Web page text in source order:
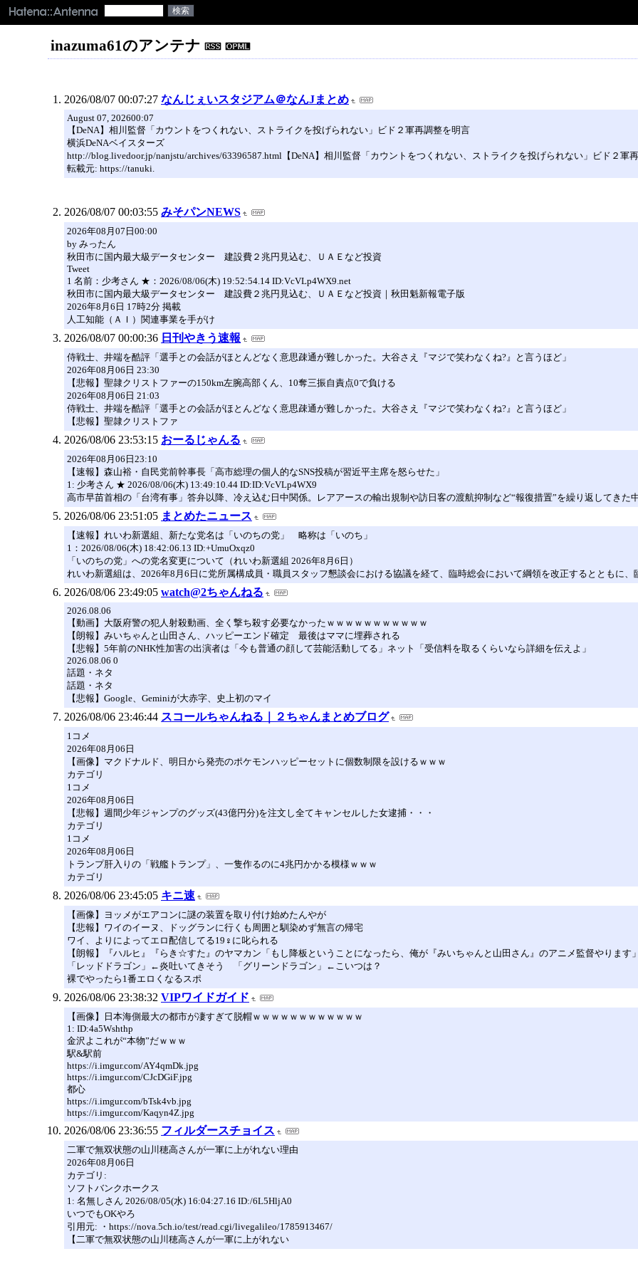
inazuma61のアンテナ
2026/08/07 00:07:27 なんじぇいスタジアム＠なんJまとめ
August 07, 202600:07
【DeNA】相川監督「カウントをつくれない、ストライクを投げられない」ビド２軍再調整を明言
横浜DeNAベイスターズ
http://blog.livedoor.jp/nanjstu/archives/63396587.html【DeNA】相川監督「カウントをつくれない、ストライクを投げられない」ビド２軍
転載元: https://tanuki.
2026/08/07 00:03:55 みそパンNEWS
2026年08月07日00:00
by みったん
秋田市に国内最大級データセンター 建設費２兆円見込む、ＵＡＥなど投資
Tweet
1 名前：少考さん ★：2026/08/06(木) 19:52:54.14 ID:VcVLp4WX9.net
秋田市に国内最大級データセンター 建設費２兆円見込む、ＵＡＥなど投資｜秋田魁新報電子版
2026年8月6日 17時2分 掲載
人工知能（ＡＩ）関連事業を手がけ
2026/08/07 00:00:36 日刊やきう速報
侍戦士、井端を酷評「選手との会話がほとんどなく意思疎通が難しかった。大谷さえ『マジで笑わなくね?』と言うほど」
2026年08月06日 23:30
【悲報】聖隷クリストファーの150km左腕高部くん、10奪三振自責点0で負ける
2026年08月06日 21:03
侍戦士、井端を酷評「選手との会話がほとんどなく意思疎通が難しかった。大谷さえ『マジで笑わなくね?』と言うほど」
【悲報】聖隷クリストファ
2026/08/06 23:53:15 おーるじゃんる
2026年08月06日23:10
【速報】森山裕・自民党前幹事長「高市総理の個人的なSNS投稿が習近平主席を怒らせた」
1: 少考さん ★ 2026/08/06(木) 13:49:10.44 ID:ID:VcVLp4WX9
高市早苗首相の「台湾有事」答弁以降、冷え込む日中関係。レアアースの輸出規制や訪日客の渡航抑制など“報復措置”を繰り返してき
2026/08/06 23:51:05 まとめたニュース
【速報】れいわ新選組、新たな党名は「いのちの党」 略称は「いのち」
1：2026/08/06(木) 18:42:06.13 ID:+UmuOxqz0
「いのちの党」への党名変更について（れいわ新選組 2026年8月6日）
れいわ新選組は、2026年8月6日に党所属構成員・職員スタッフ懇談会における協議を経て、臨時総会において綱領を改正するとともに
2026/08/06 23:49:05 watch@2ちゃんねる
2026.08.06
【動画】大阪府警の犯人射殺動画、全く撃ち殺す必要なかったｗｗｗｗｗｗｗｗｗｗｗ
【朗報】みいちゃんと山田さん、ハッピーエンド確定 最後はママに埋葬される
【悲報】5年前のNHK性加害の出演者は「今も普通の顔して芸能活動してる」ネット「受信料を取るくらいなら詳細を伝えよ」
2026.08.06 0
話題・ネタ
話題・ネタ
【悲報】Google、Geminiが大赤字、史上初のマイ
2026/08/06 23:46:44 スコールちゃんねる｜２ちゃんまとめブログ
1コメ
2026年08月06日
【画像】マクドナルド、明日から発売のポケモンハッピーセットに個数制限を設けるｗｗｗ
カテゴリ
1コメ
2026年08月06日
【悲報】週間少年ジャンプのグッズ(43億円分)を注文し全てキャンセルした女逮捕・・・
カテゴリ
1コメ
2026年08月06日
トランプ肝入りの「戦艦トランプ」、一隻作るのに4兆円かかる模様ｗｗｗ
カテゴリ
2026/08/06 23:45:05 キニ速
【画像】ヨッメがエアコンに謎の装置を取り付け始めたんやが
【悲報】ワイのイーヌ、ドッグランに行くも周囲と馴染めず無言の帰宅
ワイ、よりによってエロ配信してる19♀に叱られる
【朗報】『ハルヒ』『らき☆すた』のヤマカン「もし降板ということになったら、俺が『みいちゃんと山田さん』のアニメ監督やります
「レッドドラゴン」←炎吐いてきそう 「グリーンドラゴン」←こいつは？
裸でやったら1番エロくなるスポ
2026/08/06 23:38:32 VIPワイドガイド
【画像】日本海側最大の都市が凄すぎて脱帽ｗｗｗｗｗｗｗｗｗｗｗｗ
1: ID:4a5Wshthp
金沢よこれが“本物”だｗｗｗ
駅&駅前
https://i.imgur.com/AY4qmDk.jpg
https://i.imgur.com/CJcDGiF.jpg
都心
https://i.imgur.com/bTsk4vb.jpg
https://i.imgur.com/Kaqyn4Z.jpg
2026/08/06 23:36:55 フィルダースチョイス
二軍で無双状態の山川穂高さんが一軍に上がれない理由
2026年08月06日
カテゴリ:
ソフトバンクホークス
1: 名無しさん 2026/08/05(水) 16:04:27.16 ID:/6L5HljA0
いつでもOKやろ
引用元: ・https://nova.5ch.io/test/read.cgi/livegalileo/1785913467/
【二軍で無双状態の山川穂高さんが一軍に上がれない